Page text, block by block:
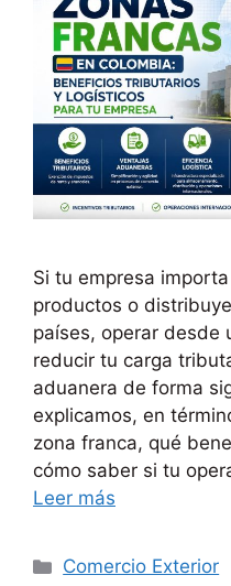
Si tu empresa
productos o
países, operar desde
reducir tu carga
aduanera de forma
explicamos, en
zona franca, qué
cómo saber si tu
Leer más
Categorías
Comercio Exterior